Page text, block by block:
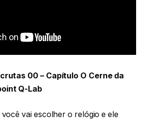
00 – Capítulo O Cerne da
Q-Lab
vai escolher o relógio e ele